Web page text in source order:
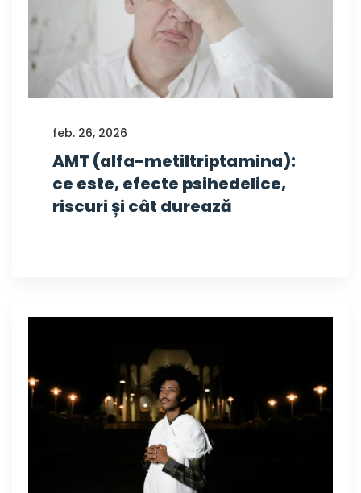
feb. 26, 2026
AMT (alfa-metiltriptamina):
ce este, efecte psihedelice,
riscuri și cât durează